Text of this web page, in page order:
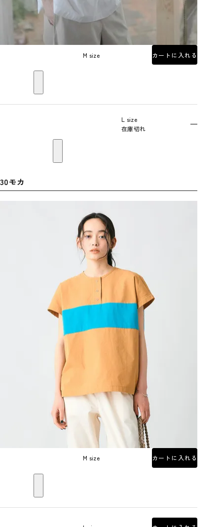
M size カートに入れる
L size
在庫切れ
—
30モカ
M size カートに入れる